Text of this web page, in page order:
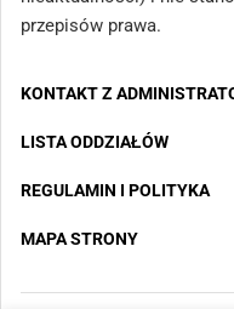
przepisów prawa.
KONTAKT Z
LISTA ODDZIAŁÓW
REGULAMIN I POLITYKA
MAPA STRONY